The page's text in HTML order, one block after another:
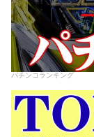
パチンコランキング